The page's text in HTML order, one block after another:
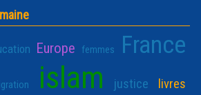
Europe femmes France
islam justice livres